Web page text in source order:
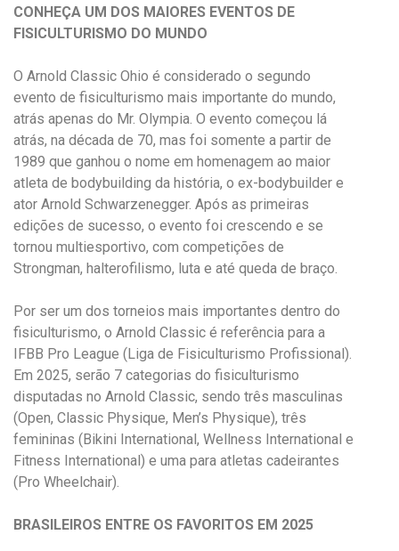
CONHEÇA UM DOS MAIORES EVENTOS DE
FISICULTURISMO DO MUNDO
O Arnold Classic Ohio é considerado o segundo
evento de fisiculturismo mais importante do mundo,
atrás apenas do Mr. Olympia. O evento começou lá
atrás, na década de 70, mas foi somente a partir de
1989 que ganhou o nome em homenagem ao maior
atleta de bodybuilding da história, o ex-bodybuilder e
ator Arnold Schwarzenegger. Após as primeiras
edições de sucesso, o evento foi crescendo e se
tornou multiesportivo, com competições de
Strongman, halterofilismo, luta e até queda de braço.
Por ser um dos torneios mais importantes dentro do
fisiculturismo, o Arnold Classic é referência para a
IFBB Pro League (Liga de Fisiculturismo Profissional).
Em 2025, serão 7 categorias do fisiculturismo
disputadas no Arnold Classic, sendo três masculinas
(Open, Classic Physique, Men’s Physique), três
femininas (Bikini International, Wellness International e
Fitness International) e uma para atletas cadeirantes
(Pro Wheelchair).
BRASILEIROS ENTRE OS FAVORITOS EM 2025